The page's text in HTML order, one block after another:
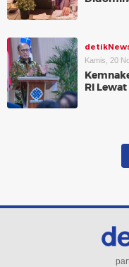
Kamis, 20
RI Lewat